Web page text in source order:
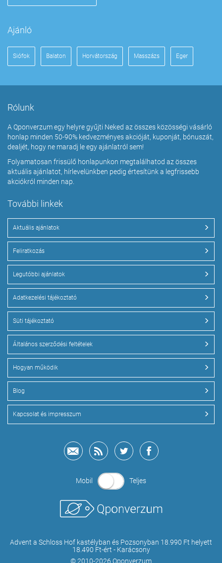
Ajánló
Siófok Balaton Horvátország Masszázs Eger
Rólunk
A Qponverzum egy helyre gyűjti Neked az összes közösségi vásárló
honlap minden 50-90% kedvezményes akcióját, kuponját, bónuszát,
dealjét, hogy ne maradj le egy ajánlatról sem!
Folyamatosan frissülő honlapunkon megtalálhatod az összes
aktuális ajánlatot, hírlevelünkben pedig értesítünk a legfrissebb
akciókról minden nap.
További linkek
Aktuális ajánlatok
Feliratkozás
Legutóbbi ajánlatok
Adatkezelési tájékoztató
Süti tájékoztató
Általános szerződési feltételek
Hogyan működik
Blog
Kapcsolat és impresszum
Mobil Teljes
Advent a Schloss Hof kastélyban és Pozsonyban 18.990 Ft helyett
18.490 Ft-ért - Karácsony
© 2010-2026 Qponverzum